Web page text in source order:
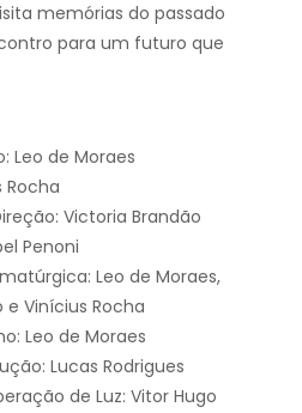
memórias do passado
para um futuro que
Leo de Moraes
Rocha
Victoria Brandão
Penoni
Leo de Moraes,
Vinícius Rocha
Leo de Moraes
Lucas Rodrigues
de Luz: Vitor Hugo